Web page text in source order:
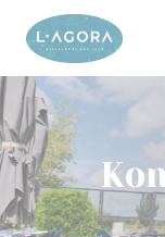
Panel pro správu